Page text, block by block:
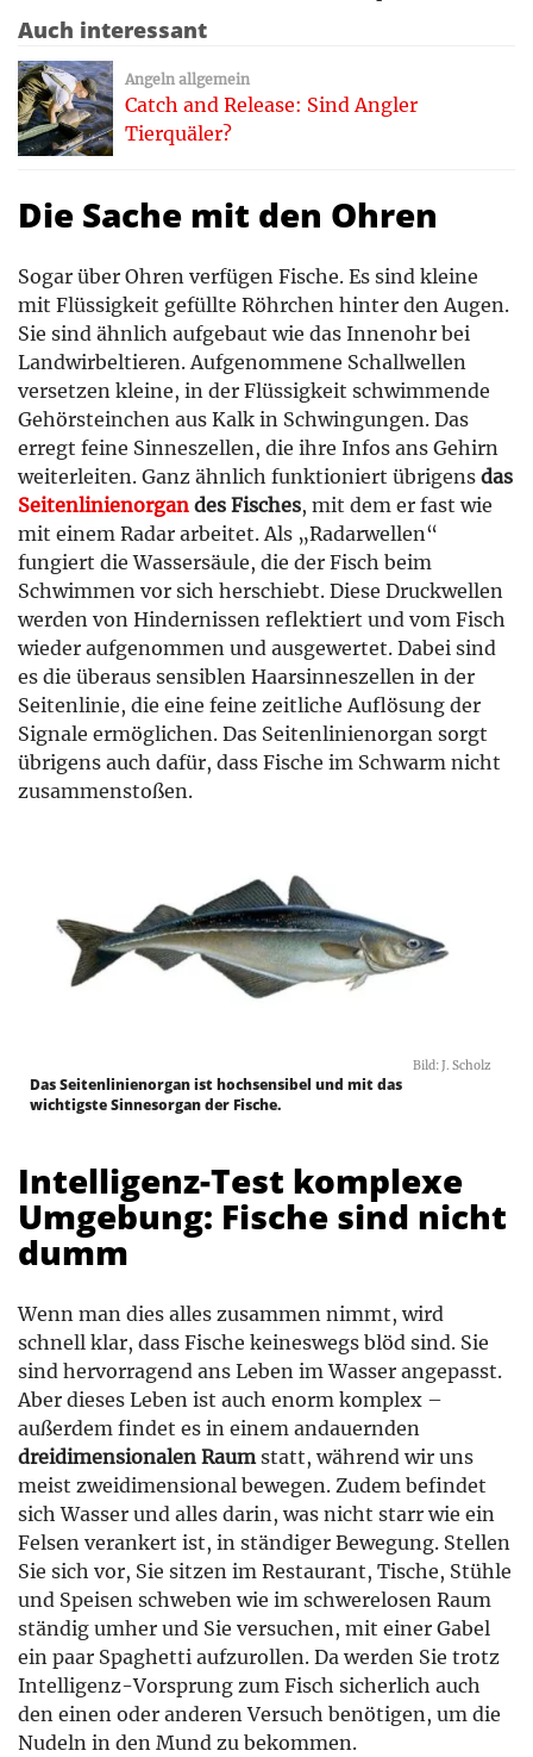
Auch interessant
Angeln allgemein
Catch and Release: Sind Angler
Tierquäler?
Die Sache mit den Ohren
Sogar über Ohren verfügen Fische. Es sind kleine
mit Flüssigkeit gefüllte Röhrchen hinter den Augen.
Sie sind ähnlich aufgebaut wie das Innenohr bei
Landwirbeltieren. Aufgenommene Schallwellen
versetzen kleine, in der Flüssigkeit schwimmende
Gehörsteinchen aus Kalk in Schwingungen. Das
erregt feine Sinneszellen, die ihre Infos ans Gehirn
weiterleiten. Ganz ähnlich funktioniert übrigens das
Seitenlinienorgan des Fisches, mit dem er fast wie
mit einem Radar arbeitet. Als „Radarwellen“
fungiert die Wassersäule, die der Fisch beim
Schwimmen vor sich herschiebt. Diese Druckwellen
werden von Hindernissen reflektiert und vom Fisch
wieder aufgenommen und ausgewertet. Dabei sind
es die überaus sensiblen Haarsinneszellen in der
Seitenlinie, die eine feine zeitliche Auflösung der
Signale ermöglichen. Das Seitenlinienorgan sorgt
übrigens auch dafür, dass Fische im Schwarm nicht
zusammenstoßen.
Bild: J. Scholz
Das Seitenlinienorgan ist hochsensibel und mit das
wichtigste Sinnesorgan der Fische.
Intelligenz-Test komplexe
Umgebung: Fische sind nicht
dumm
Wenn man dies alles zusammen nimmt, wird
schnell klar, dass Fische keineswegs blöd sind. Sie
sind hervorragend ans Leben im Wasser angepasst.
Aber dieses Leben ist auch enorm komplex –
außerdem findet es in einem andauernden
dreidimensionalen Raumstatt, während wir uns
meist zweidimensional bewegen. Zudem befindet
sich Wasser und alles darin, was nicht starr wie ein
Felsen verankert ist, in ständiger Bewegung. Stellen
Sie sich vor, Sie sitzen im Restaurant, Tische, Stühle
und Speisen schweben wie im schwerelosen Raum
ständig umher und Sie versuchen, mit einer Gabel
ein paar Spaghetti aufzurollen. Da werden Sie trotz
Intelligenz-Vorsprung zum Fisch sicherlich auch
den einen oder anderen Versuch benötigen, um die
Nudeln in den Mund zu bekommen.